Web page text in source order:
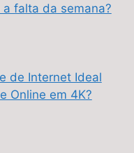
falta da semana?
de Internet Ideal
Online em 4K?